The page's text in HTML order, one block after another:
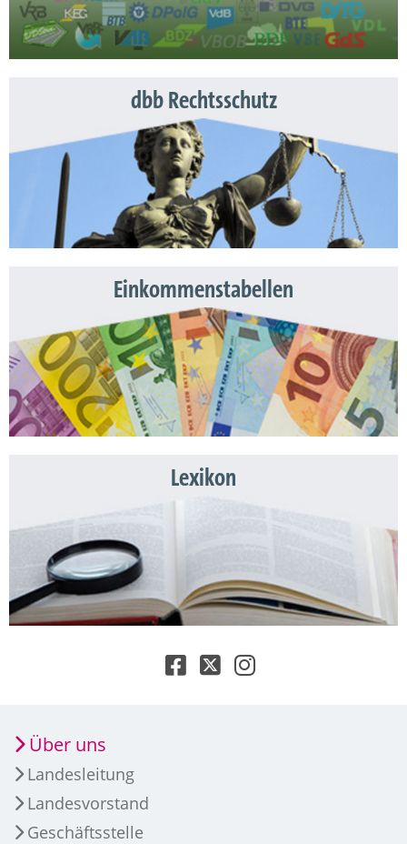
dbb Rechtsschutz
Einkommenstabellen
Lexikon
Über uns
Landesleitung
Landesvorstand
Geschäftsstelle